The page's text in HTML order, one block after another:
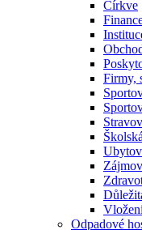
Církve
Firmy,
Odpadové